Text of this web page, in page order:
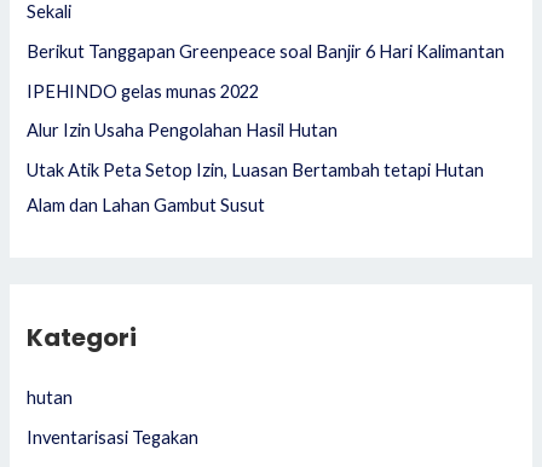
:
Sekali
Berikut Tanggapan Greenpeace soal Banjir 6 Hari Kalimantan
IPEHINDO gelas munas 2022
Alur Izin Usaha Pengolahan Hasil Hutan
Utak Atik Peta Setop Izin, Luasan Bertambah tetapi Hutan
Alam dan Lahan Gambut Susut
Kategori
hutan
Inventarisasi Tegakan